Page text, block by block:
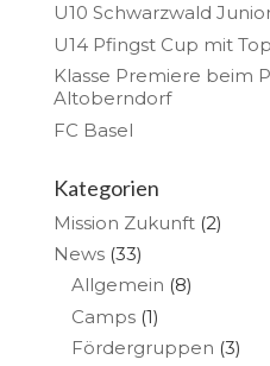
U10 Schwarzwald
U14 Pfingst Cup mit
Klasse Premiere beim
Altoberndorf
FC Basel
Kategorien
Mission Zukunft(2)
News(33)
Allgemein (8)
Camps(1)
Fördergruppen (3)